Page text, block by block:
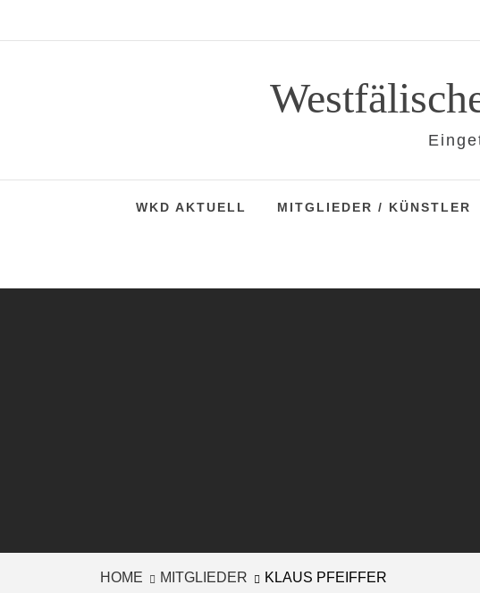
WKD AKTUELL MITGLIEDER / KÜNSTLER
HOME MITGLIEDER KLAUS PFEIFFER